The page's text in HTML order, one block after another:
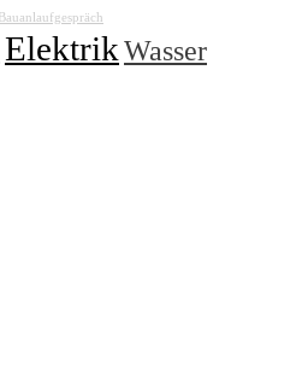
Bauanlaufgespräch
ElektrikWasser